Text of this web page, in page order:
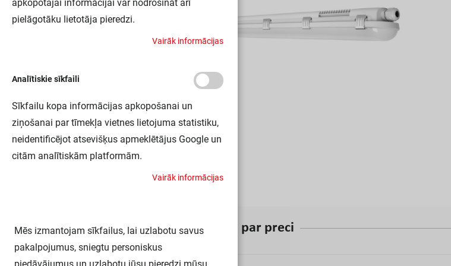
Inform par preci
apkopotajai informācijai var nodrošināt arī
pielāgotāku lietotāja pieredzi.
Vairāk informācijas
Analītiskie sīkfaili
Sīkfailu kopa informācijas apkopošanai un
ziņošanai par tīmekļa vietnes lietojuma statistiku,
neidentificējot atsevišķus apmeklētājus Google un
citām analītiskām platformām.
Vairāk informācijas
Mēs izmantojam sīkfailus, lai uzlabotu savus
pakalpojumus, sniegtu personiskus